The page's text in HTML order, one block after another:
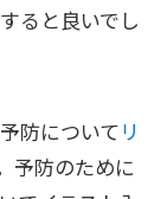
ると良いでし
防についてリ
予防のために